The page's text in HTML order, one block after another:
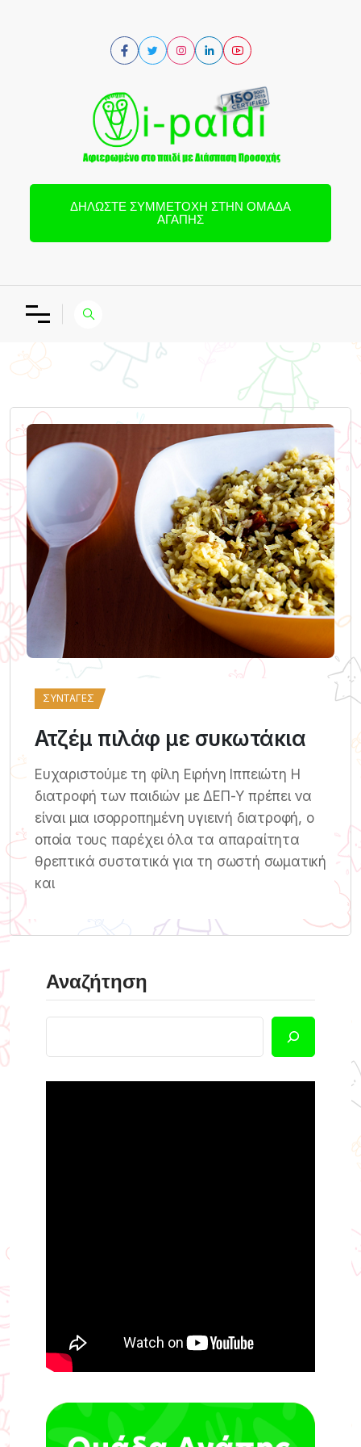
ΔΗΛΏΣΤΕ ΣΥΜΜΕΤΟΧΉ ΣΤΗΝ ΟΜΆΔΑ
ΑΓΆΠΗΣ
ΣΥΝΤΑΓΈΣ
Ατζέμ πιλάφ με συκωτάκια
Ευχαριστούμε τη φίλη Ειρήνη Ιππειώτη Η
διατροφή των παιδιών με ΔΕΠ-Υ πρέπει να
είναι μια ισορροπημένη υγιεινή διατροφή, ο
οποία τους παρέχει όλα τα απαραίτητα
θρεπτικά συστατικά για τη σωστή σωματική
και
Αναζήτηση